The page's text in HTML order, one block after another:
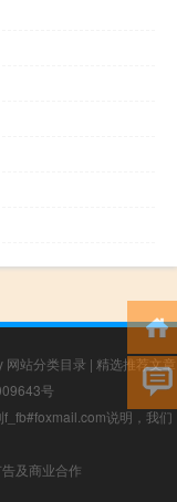
网站分类目录 | 精选推荐文章
号
说明，我们
及商业合作